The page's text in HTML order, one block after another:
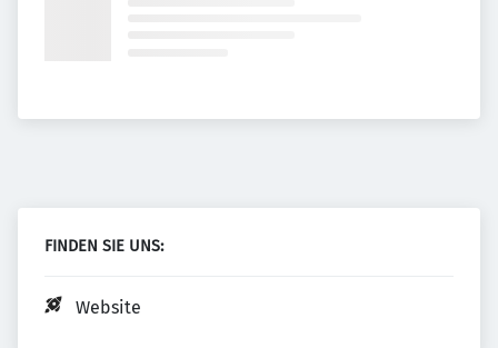
FINDEN SIE UNS:
Website